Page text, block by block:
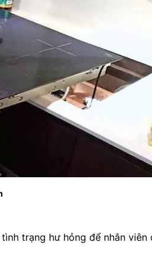
trạng hư hỏng để nhân viên